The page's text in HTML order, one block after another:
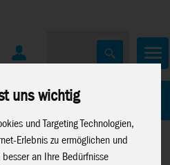
uns wichtig
und Targeting Technologien,
Erlebnis zu ermöglichen und
an Ihre Bedürfnisse
Marken
Metal Earth >